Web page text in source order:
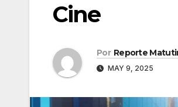
Cine
Por Reporte
MAY 9, 2025